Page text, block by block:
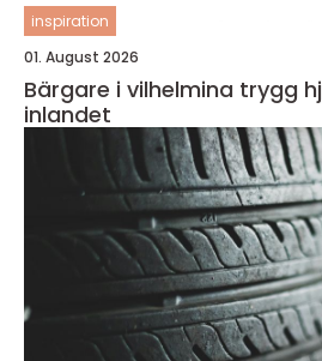
inspiration
01. August 2026
Bärgare i vilhelmina trygg hjälp på vägarna i
inlandet